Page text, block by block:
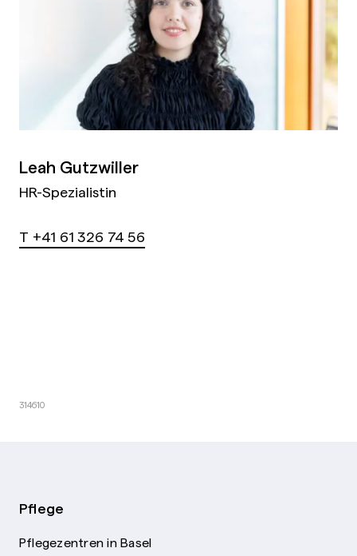
Leah Gutzwiller
HR-Spezialistin
T +41 61 326 74 56
314610
Pflege
Pflegezentren in Basel